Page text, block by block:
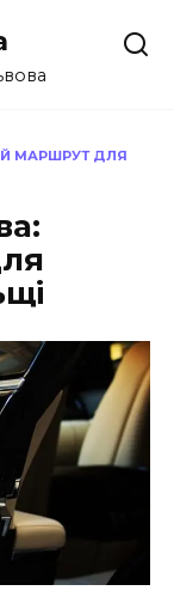
МАРШРУТ ДЛЯ